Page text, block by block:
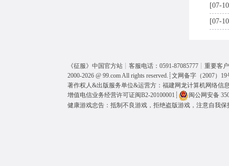
[07-
[07-
《征服》中国官方站┊客服电话：0591-87085777┊重要客
2000-2026 @ 99.comAll rights reserved.┊ 文网备字（2007）19
著作权人&出版服务单位&运营方：福建网龙计算机网络信
增值电信业务经营许可证闽B2-20100001 ┊
闽公网安备
健康游戏忠告：抵制不良游戏，拒绝盗版游戏，注意自我